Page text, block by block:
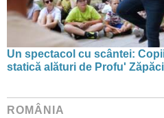
Un spectacol cu scântei:
statică alături de Profu'
ROMÂNIA